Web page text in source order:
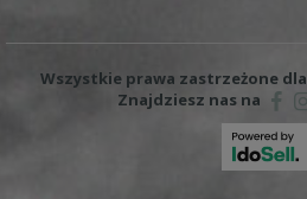
Wszystkie prawa zastrzeżone dla
Znajdziesz nas na